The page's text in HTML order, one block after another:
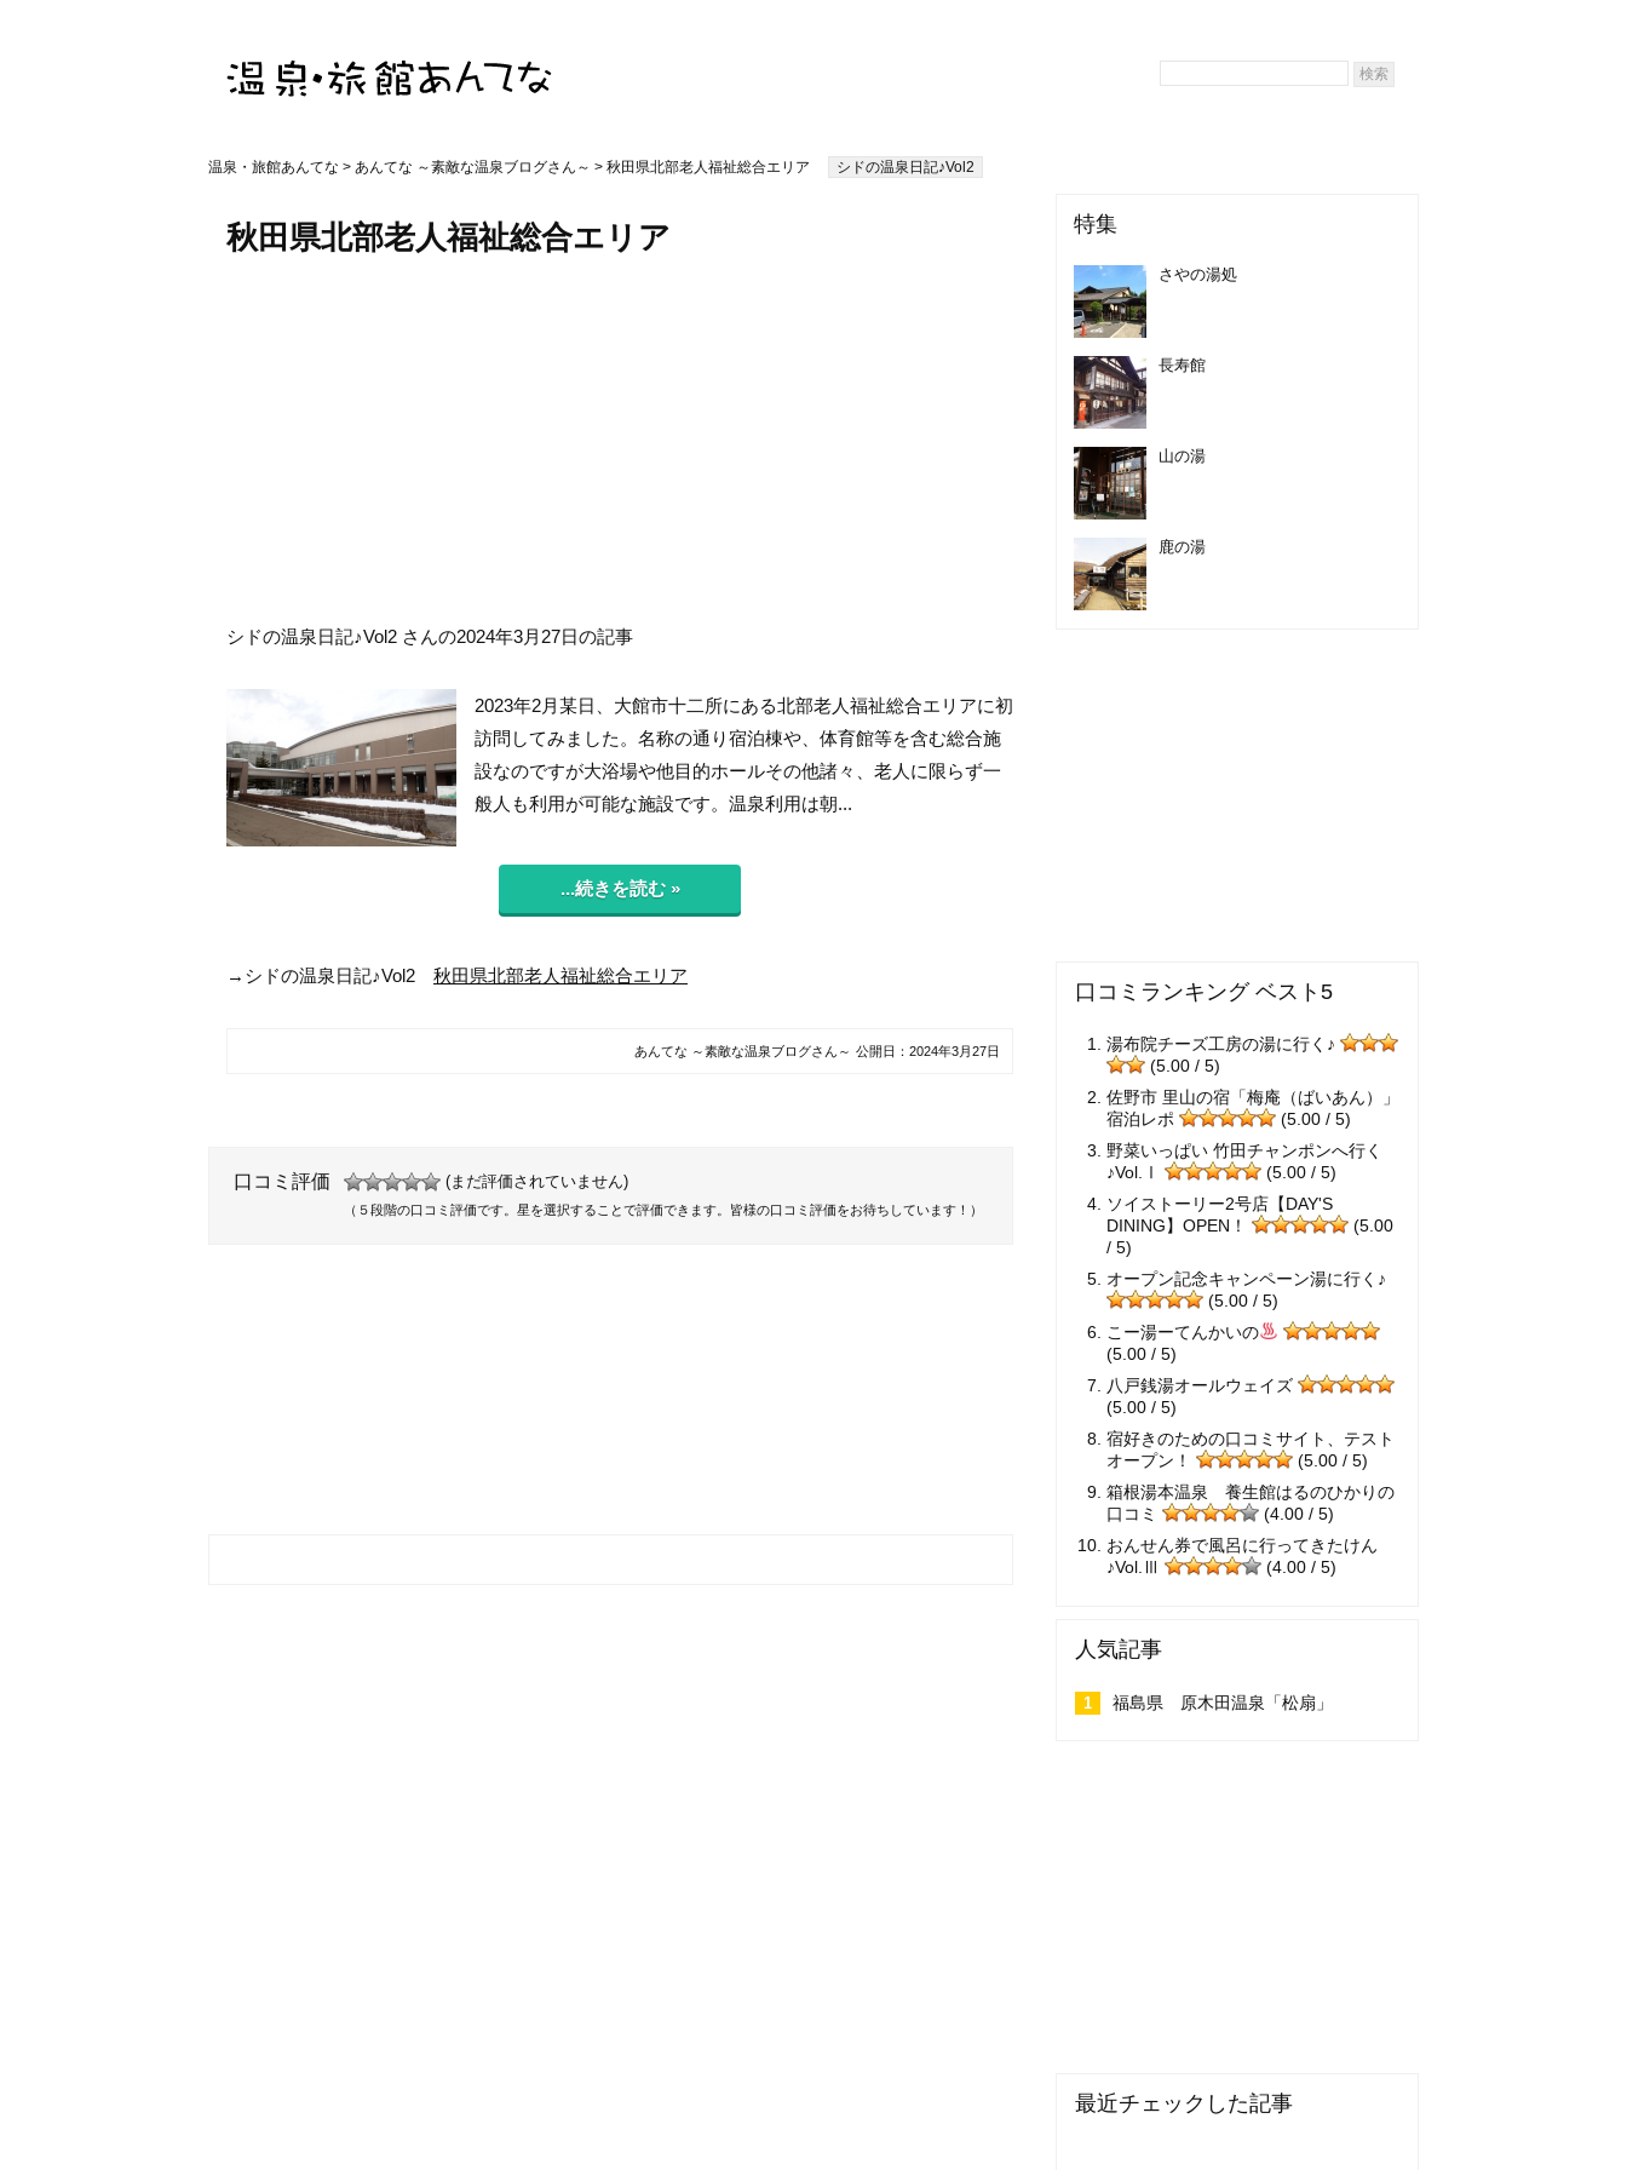
温泉・旅館あんてな > あんてな ～素敵な温泉ブログさん～ > 秋田県北部老人福祉総合エリア シドの温泉日記♪Vol2
秋田県北部老人福祉総合エリア
シドの温泉日記♪Vol2 さんの2024年3月27日の記事
2023年2月某日、大館市十二所にある北部老人福祉総合エリアに初
訪問してみました。名称の通り宿泊棟や、体育館等を含む総合施
設なのですが大浴場や他目的ホールその他諸々、老人に限らず一
般人も利用が可能な施設です。温泉利用は朝...
...続きを読む »
→シドの温泉日記♪Vol2 秋田県北部老人福祉総合エリア
あんてな ～素敵な温泉ブログさん～ 公開日： 2024年3月27日
口コミ評価 (まだ評価されていません)
（５段階の口コミ評価です。星を選択することで評価できます。皆様の口コミ評価をお待ちしています！）
特集
さやの湯処
長寿館
山の湯
鹿の湯
口コミランキング ベスト5
湯布院チーズ工房の湯に行く♪
(5.00 / 5)
佐野市 里山の宿「梅庵（ばいあん）」
宿泊レポ
(5.00 / 5)
野菜いっぱい 竹田チャンポンへ行く
♪Vol.Ⅰ
(5.00 / 5)
ソイストーリー2号店【DAY'S
DINING】OPEN！
(5.00
/ 5)
オープン記念キャンペーン湯に行く♪
(5.00 / 5)
こー湯ーてんかいの
(5.00 / 5)
八戸銭湯オールウェイズ
(5.00 / 5)
宿好きのための口コミサイト、テスト
オープン！
(5.00 / 5)
箱根湯本温泉 養生館はるのひかりの
口コミ
(4.00 / 5)
おんせん券で風呂に行ってきたけん
♪Vol.Ⅲ
(4.00 / 5)
人気記事
福島県 原木田温泉「松扇」
最近チェックした記事